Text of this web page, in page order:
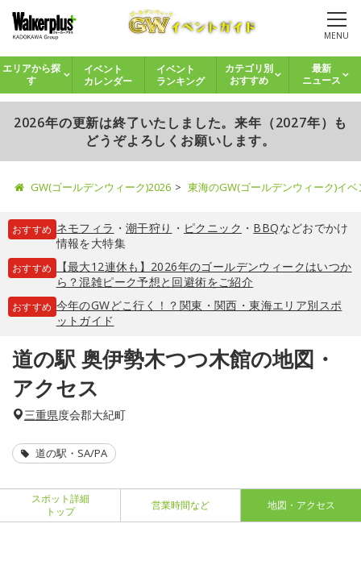
MENU
エリアから探
す
イベント
カレンダー
イベント
ランキング
カテゴリ別
おすすめ
最新
ニュース
2026年の更新は終了いたしました。来年（2027年）も
どうぞよろしくお願いします。
GW(ゴールデンウィーク)2026 東海のGW(ゴールデンウィーク)イ
おすすめ ネモフィラ ・ 潮干狩り ・ ピクニック ・ BBQなどおでかけ
情報を大特集
おすすめ
【最大12連休も】2026年のゴールデンウィークはいつか
ら？混雑ピーク予想と回避術をご紹介
おすすめ 今年のGWどこ行く！？関東・関西・東海エリア別スポ
ットガイド
道の駅 奥伊勢木つつ木館の地図・
アクセス
三重県度会郡大紀町
道の駅・SA/PA
スポット詳細
トップ
営業時間など 地図・アクセス